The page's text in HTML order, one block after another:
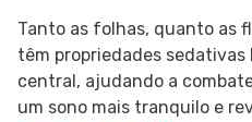
Tanto as folhas, quanto as
têm propriedades
central, ajudando a
um sono mais tranquilo e